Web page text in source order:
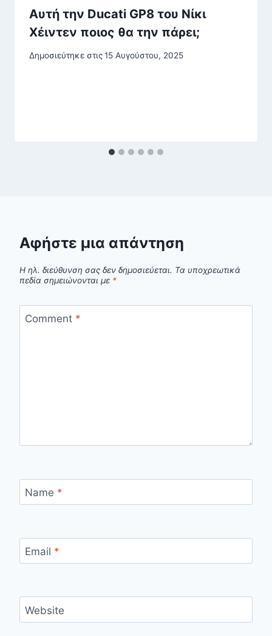
Αυτή την Ducati GP8 του Νίκι
Χέιντεν ποιος θα την πάρει;
Δημοσιεύτηκε στις15 Αυγούστου, 2025
Αφήστε μια απάντηση
Η ηλ. διεύθυνση σας δεν δημοσιεύεται. Τα υποχρεωτικά
πεδία σημειώνονται με *
Comment *
Name *
Email *
Website